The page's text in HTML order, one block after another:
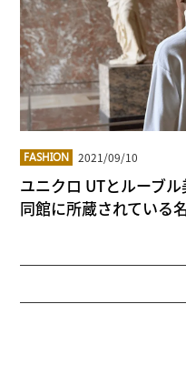
FASHION 2021/09/10
ユニクロ UTとルーブ
同館に所蔵されている